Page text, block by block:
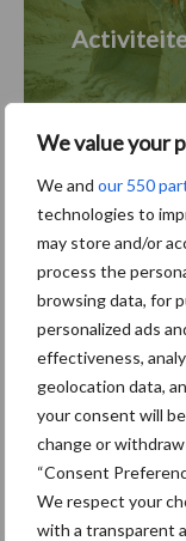
We value your
We and our 550
technologies to
may store and/or
process the
browsing data, for
personalized ads
effectiveness,
geolocation data,
your consent will
change or
“Consent
We respect your
with a transparent
Primaire
Sidebar
Recent
11 feb
20 dec
17 dec